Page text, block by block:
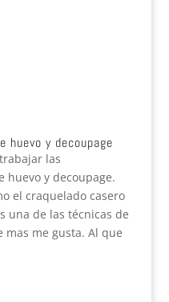
huevo y decoupage
las
huevo y decoupage.
el craquelado casero
una de las técnicas de
me gusta. Al que